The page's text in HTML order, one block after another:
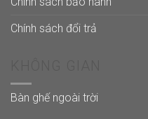
Chính sách đổi trả
Bàn ghế ngoài trời